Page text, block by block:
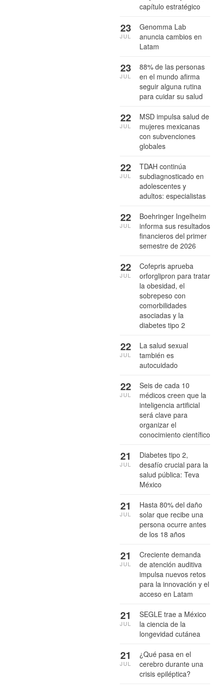
capítulo estratégico
Genomma Lab
anuncia cambios en
Latam
23
JUL
88% de las personas
en el mundo afirma
seguir alguna rutina
para cuidar su salud
23
JUL
MSD impulsa salud de
mujeres mexicanas
con subvenciones
globales
22
JUL
TDAH continúa
subdiagnosticado en
adolescentes y
adultos: especialistas
22
JUL
Boehringer Ingelheim
informa sus resultados
financieros del primer
semestre de 2026
22
JUL
Cofepris aprueba
orforglipron para tratar
la obesidad, el
sobrepeso con
comorbilidades
asociadas y la
diabetes tipo 2
22
JUL
La salud sexual
también es
autocuidado
22
JUL
Seis de cada 10
médicos creen que la
inteligencia artificial
será clave para
organizar el
conocimiento científico
22
JUL
Diabetes tipo 2,
desafío crucial para la
salud pública: Teva
México
21
JUL
Hasta 80% del daño
solar que recibe una
persona ocurre antes
de los 18 años
21
JUL
Creciente demanda
de atención auditiva
impulsa nuevos retos
para la innovación y el
acceso en Latam
21
JUL
SEGLE trae a México
la ciencia de la
longevidad cutánea
21
JUL
¿Qué pasa en el
cerebro durante una
crisis epiléptica?
21
JUL